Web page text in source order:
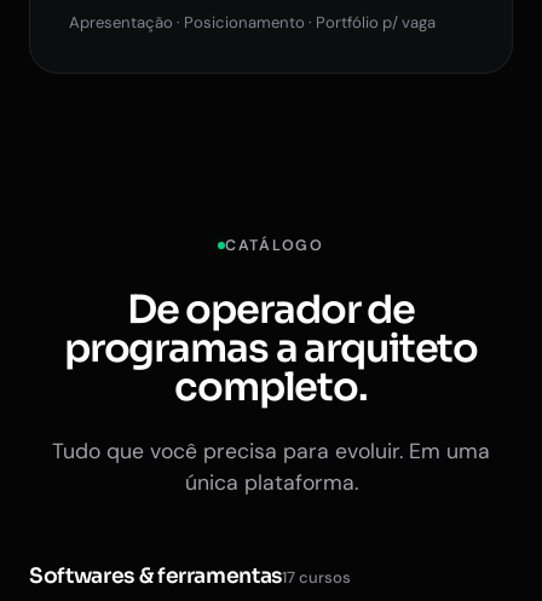
Apresentação · Posicionamento · Portfólio p/ vaga
CATÁLOGO
De operador de
programas a arquiteto
completo.
Tudo que você precisa para evoluir. Em uma
única plataforma.
Softwares & ferramentas17 cursos